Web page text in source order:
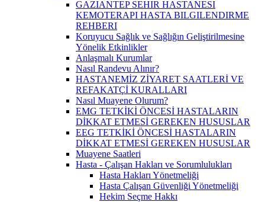
GAZIANTEP SEHIR HASTANESI
KEMOTERAPI HASTA BILGILENDIRME
REHBERI
Koruyucu Sağlık ve Sağlığın Geliştirilmesine
Yönelik Etkinlikler
Anlaşmalı Kurumlar
Nasıl Randevu Alınır?
HASTANEMİZ ZİYARET SAATLERİ VE
REFAKATÇİ KURALLARI
Nasıl Muayene Olurum?
EMG TETKİKİ ÖNCESİ HASTALARIN
DİKKAT ETMESİ GEREKEN HUSUSLAR
EEG TETKİKİ ÖNCESİ HASTALARIN
DİKKAT ETMESİ GEREKEN HUSUSLAR
Muayene Saatleri
Hasta - Çalışan Hakları ve Sorumlulukları
Hasta Hakları Yönetmeliği
Hasta Çalışan Güvenliği Yönetmeliği
Hekim Seçme Hakkı